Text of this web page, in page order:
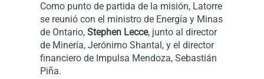
Como punto de partida de la misión, Latorre
se reunió con el ministro de Energía y Minas
de Ontario, Stephen Lecce, junto al director
de Minería, Jerónimo Shantal, y el director
financiero de Impulsa Mendoza, Sebastián
Piña.